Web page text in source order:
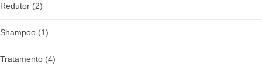
Redutor (2)
Shampoo (1)
Tratamento (4)